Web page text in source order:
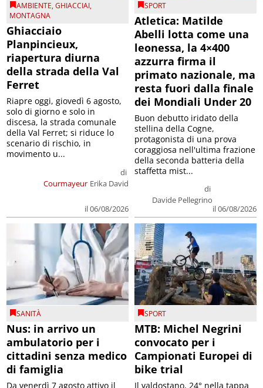
AMBIENTE,GHIACCIAI,
MONTAGNA
Ghiacciaio
Planpincieux,
riapertura diurna
della strada della Val
Ferret
Courmayeur
di
Erika David
il 06/08/2026
Riapre oggi, giovedì 6 agosto,
solo di giorno e solo in
discesa, la strada comunale
della Val Ferret; si riduce lo
scenario di rischio, in
movimento u...
SPORT
Atletica: Matilde
Abelli lotta come una
leonessa, la 4×400
azzurra firma il
primato nazionale, ma
resta fuori dalla finale
dei Mondiali Under 20
di
Davide Pellegrino
il 06/08/2026
Buon debutto iridato della
stellina della Cogne,
protagonista di una prova
coraggiosa nell'ultima frazione
della seconda batteria della
staffetta mist...
SANITÀ
Nus: in arrivo un
ambulatorio per i
cittadini senza medico
di famiglia
Da venerdì 7 agosto attivo il
SPORT
MTB: Michel Negrini
convocato per i
Campionati Europei di
bike trial
Il valdostano, 24° nella tappa